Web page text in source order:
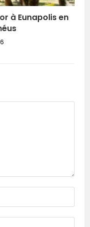
à Eunapolis en